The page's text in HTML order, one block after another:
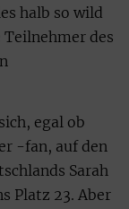
halb so wild
des
egal ob
-fan, auf den
Sarah
Platz 23. Aber